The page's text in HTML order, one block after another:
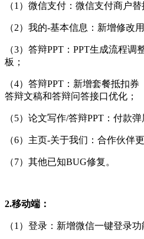
（1）微信支付：微信支付商户替
（2）我的-基本信息：新增修改
（3）答辩PPT：PPT生成流程
板；
（4）答辩PPT：新增套餐抵扣
答辩文稿和答辩问答接口优化；
（5）论文写作/答辩PPT：付款
（6）主页-关于我们：合作伙伴更
（7）其他已知BUG修复。
2.移动端：
（1）登录：新增微信一键登录功